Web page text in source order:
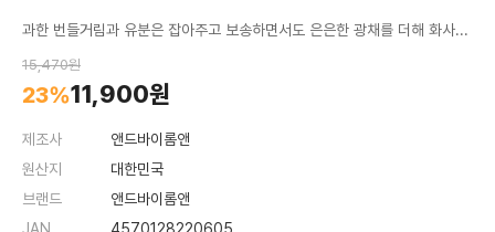
과한 번들거림과 유분은 잡아주고 보송하면서도 은은한 광채를 더해 화사하고 깨끗한 피부결을 표현해줍니다
15,470원
23%11,900원
제조사
앤드바이롬앤
원산지
대한민국
브랜드
앤드바이롬앤